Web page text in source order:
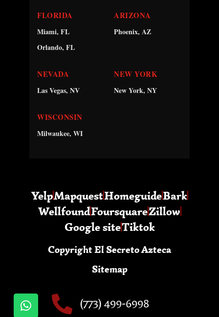
FLORIDA
Miami, FL
Orlando, FL
ARIZONA
Phoenix, AZ
NEVADA
Las Vegas, NV
NEW YORK
New York, NY
WISCONSIN
Milwaukee, WI
YelpMapquestHomeguideBark
WellfoundFoursquareZillow
Google siteTiktok
Copyright El Secreto Azteca
Sitemap
(773) 499-6998